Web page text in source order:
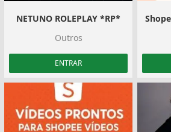
NETUNO ROLEPLAY *RP*
Outros
ENTRAR